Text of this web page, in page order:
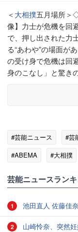
＜大相撲五月場所＞
像】力士が危機を回
で、押し出された力
る“あわや”の場面が
の受け身で危機は回
身のこなし」と驚き
#芸能ニュース #芸
#ABEMA
#大相撲
芸能ニュースラン
1 池田直人 佐藤佳
2 山崎怜奈、突然